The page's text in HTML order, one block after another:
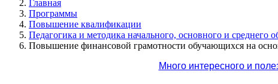
Главная
Программы
Повышение квалификации
Педагогика и методика начального, основного и среднего
Повышение финансовой грамотности обучающихся на
Много интересного и